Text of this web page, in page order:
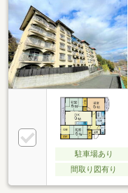
駐車場あり
間取り図有り